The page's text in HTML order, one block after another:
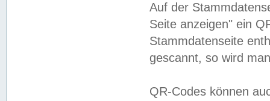
Auf der
Seite anzeigen" ein
Stammdatenseite
gescannt, so wird
QR-Codes können